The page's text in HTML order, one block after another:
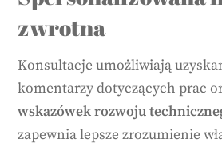
zwrotna
Konsultacje umożliwiają
komentarzy dotyczących prac
wskazówek rozwoju
zapewnia lepsze zrozumienie